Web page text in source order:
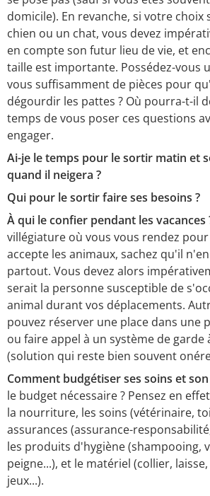
domicile). En revanche, si votre choix
chien ou un chat, vous devez
en compte son futur lieu de vie, et
taille est importante. Possédez-vous
vous suffisamment de pièces pour
dégourdir les pattes ? Où pourra-t-il
temps de vous poser ces questions
engager.
Ai-je le temps pour le sortir matin et
quand il neigera ?
Qui pour le sortir faire ses besoins ?
À qui le confier pendant les vacances
villégiature où vous vous rendez pour
accepte les animaux, sachez qu'il
partout. Vous devez alors
serait la personne susceptible de
animal durant vos déplacements.
pouvez réserver une place dans une
ou faire appel à un système de garde
(solution qui reste bien souvent
Comment budgétiser ses soins et
le budget nécessaire ? Pensez en
la nourriture, les soins (vétérinaire,
assurances (assurance-
les produits d'hygiène (shampooing,
peigne...), et le matériel (collier,
jeux...).